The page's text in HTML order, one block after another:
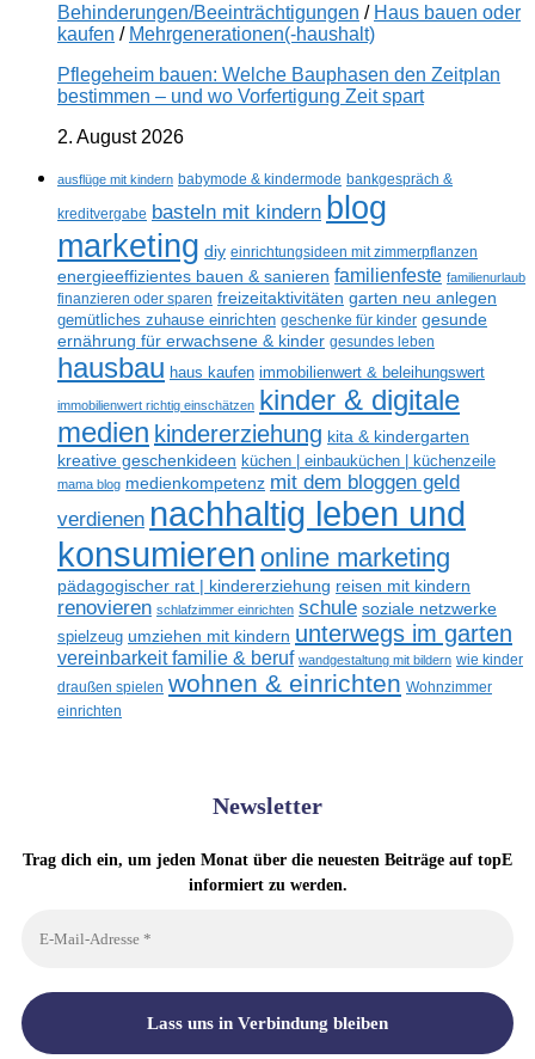
Behinderungen/Beeinträchtigungen / Haus bauen oder
kaufen / Mehrgenerationen(-haushalt)
Pflegeheim bauen: Welche Bauphasen den Zeitplan
bestimmen – und wo Vorfertigung Zeit spart
2. August 2026
ausflüge mit kindern babymode & kindermode bankgespräch &
kreditvergabe basteln mit kindern blog
marketing diy einrichtungsideen mit zimmerpflanzen
energieeffizientes bauen & sanieren familienfeste familienurlaub
finanzieren oder sparen freizeitaktivitäten garten neu anlegen
gemütliches zuhause einrichten geschenke für kinder gesunde
ernährung für erwachsene & kinder gesundes leben
hausbau haus kaufen immobilienwert & beleihungswert
immobilienwert richtig einschätzen kinder & digitale
medien kindererziehung kita & kindergarten
kreative geschenkideen küchen | einbauküchen | küchenzeile
mama blog medienkompetenz mit dem bloggen geld
verdienen nachhaltig leben und
konsumieren online marketing
pädagogischer rat | kindererziehung reisen mit kindern
renovieren schlafzimmer einrichten schule soziale netzwerke
spielzeug umziehen mit kindern unterwegs im garten
vereinbarkeit familie & beruf wandgestaltung mit bildern wie kinder
draußen spielen wohnen & einrichten Wohnzimmer
einrichten
Newsletter
Trag dich ein, um jeden Monat über die neuesten Beiträge auf topE
informiert zu werden.